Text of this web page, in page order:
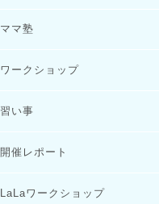
ママ塾
ワークショップ
習い事
開催レポート
LaLaワークショップ